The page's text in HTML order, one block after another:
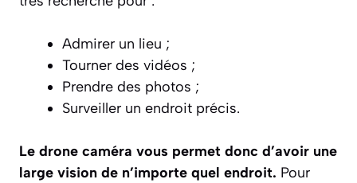
Admirer un lieu ;
Tourner des vidéos ;
Prendre des photos ;
Surveiller un endroit précis.
Le drone caméra vous permet donc d’avoir une
large vision de n’importe quel endroit. Pour